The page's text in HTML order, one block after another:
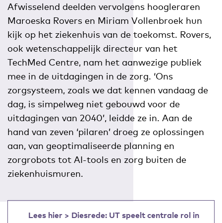
Afwisselend deelden vervolgens hoogleraren
Maroeska Rovers en Miriam Vollenbroek hun
kijk op het ziekenhuis van de toekomst. Rovers,
ook wetenschappelijk directeur van het
TechMed Centre, nam het aanwezige publiek
mee in de uitdagingen in de zorg. ‘Ons
zorgsysteem, zoals we dat kennen vandaag de
dag, is simpelweg niet gebouwd voor de
uitdagingen van 2040’, leidde ze in. Aan de
hand van zeven ‘pilaren’ droeg ze oplossingen
aan, van geoptimaliseerde planning en
zorgrobots tot AI-tools en zorg buiten de
ziekenhuismuren.
Lees hier > Diesrede: UT speelt centrale rol in